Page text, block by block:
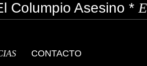
Columpio Asesino*
CONTACTO